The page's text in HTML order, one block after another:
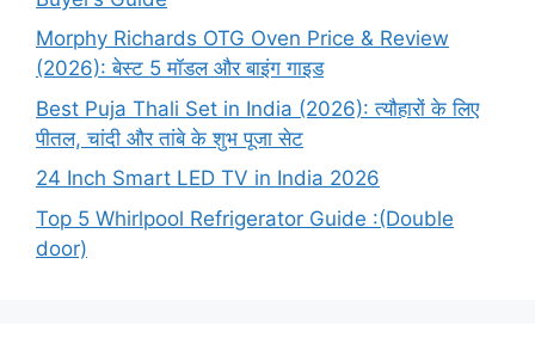
Morphy Richards OTG Oven Price & Review
(2026): बेस्ट 5 मॉडल और बाइंग गाइड
Best Puja Thali Set in India (2026): त्यौहारों के लिए
पीतल, चांदी और तांबे के शुभ पूजा सेट
24 Inch Smart LED TV in India 2026
Top 5 Whirlpool Refrigerator Guide :(Double
door)